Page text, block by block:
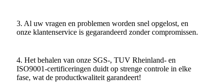
3. Al uw vragen en problemen worden snel opgelost, en
onze klantenservice is gegarandeerd zonder compromissen.
4. Het behalen van onze SGS-, TUV Rheinland- en
ISO9001-certificeringen duidt op strenge controle in elke
fase, wat de productkwaliteit garandeert!